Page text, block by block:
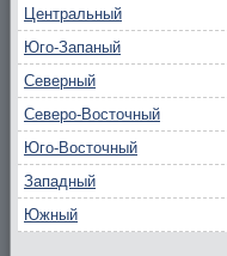
Центральный
Юго-Запаный
Северный
Северо-Восточный
Юго-Восточный
Западный
Южный